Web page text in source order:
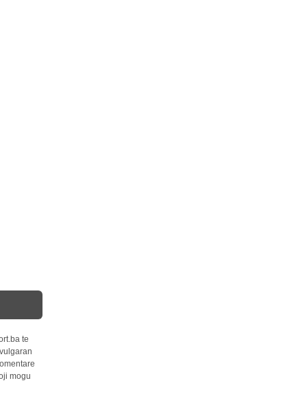
te
mogu